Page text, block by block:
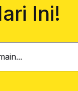
Ini!